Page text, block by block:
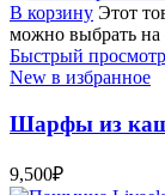
В корзину Этот
можно выбрать на
Быстрый просмотр
New в избранное
Шарфы из
9,500₽